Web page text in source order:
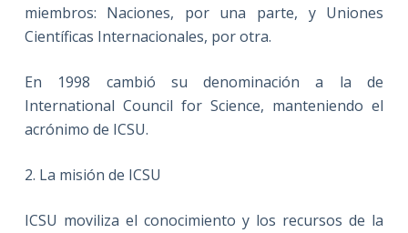
miembros: Naciones, por una parte, y Uniones
Científicas Internacionales, por otra.
En 1998 cambió su denominación a la de
International Council for Science, manteniendo el
acrónimo de ICSU.
2. La misión de ICSU
ICSU moviliza el conocimiento y los recursos de la